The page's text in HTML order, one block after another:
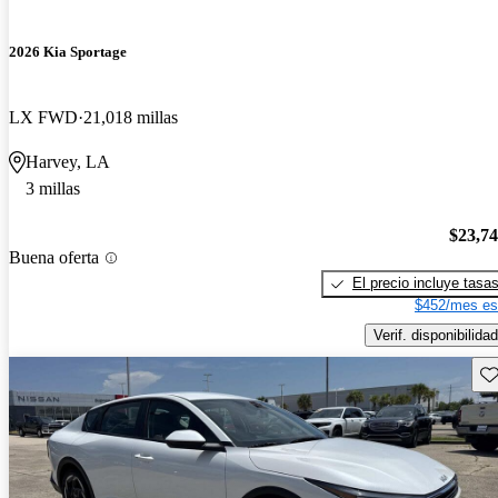
2026 Kia Sportage
LX FWD 21,018 millas
Harvey, LA
3 millas
Buena oferta
El precio incluye tasas
$452/mes
Verif. disponibilidad